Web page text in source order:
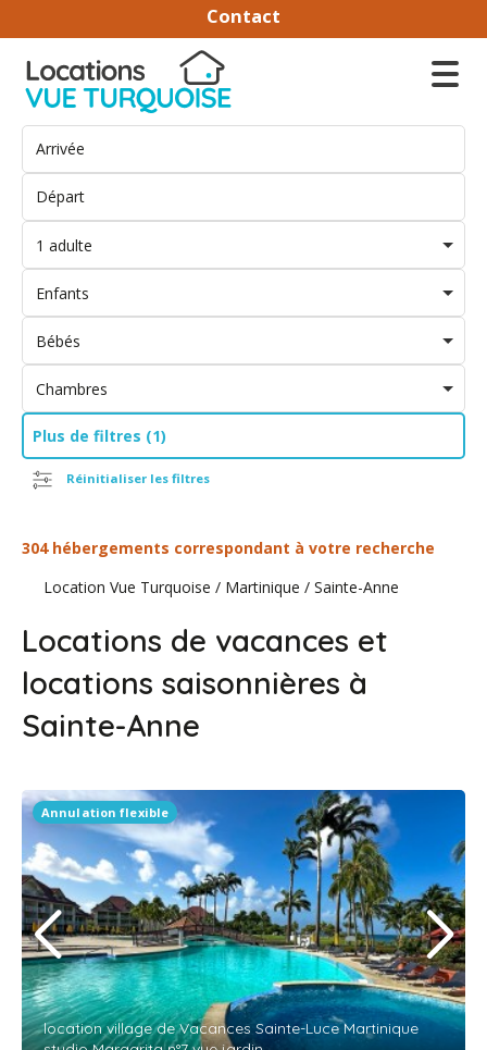
Contact
1 adulte
Enfants
Bébés
Chambres
Plus de filtres (1)
Réinitialiser les filtres
304 hébergements correspondant à votre recherche
Location Vue Turquoise / Martinique / Sainte-Anne
Locations de vacances et
locations saisonnières à
Sainte-Anne
Annulation flexible
location village de Vacances Sainte-Luce Martinique